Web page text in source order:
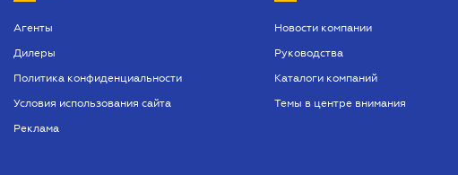
БУХГАЛТЕР ПРОФ
ЮРИСТ ПРОФ
Агенты
Дилеры
Политика конфиденциальности
Условия использования сайта
Реклама
Новости компании
Руководства
Каталоги компаний
Темы в центре внимания